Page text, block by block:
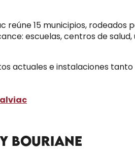
15 municipios,
escuelas, centros de
actuales e instalaciones
BOURIANE